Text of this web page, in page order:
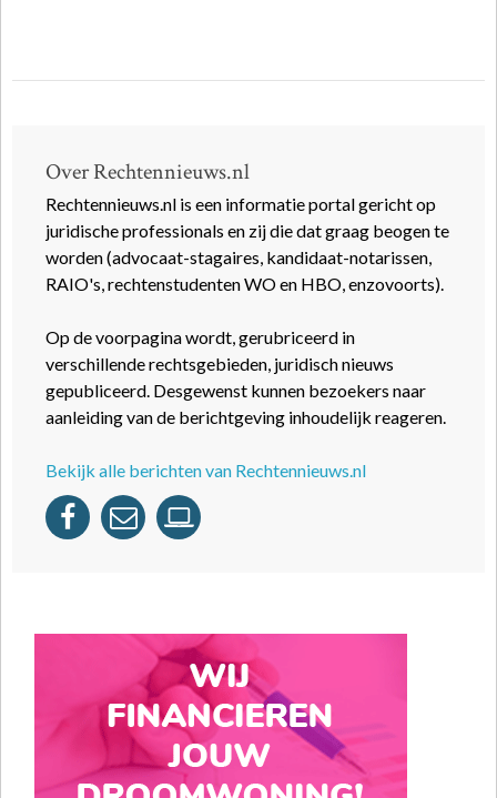
Over Rechtennieuws.nl
Rechtennieuws.nl is een informatie portal gericht op
juridische professionals en zij die dat graag beogen te
worden (advocaat-stagaires, kandidaat-notarissen,
RAIO's, rechtenstudenten WO en HBO, enzovoorts).
Op de voorpagina wordt, gerubriceerd in
verschillende rechtsgebieden, juridisch nieuws
gepubliceerd. Desgewenst kunnen bezoekers naar
aanleiding van de berichtgeving inhoudelijk reageren.
Bekijk alle berichten van Rechtennieuws.nl